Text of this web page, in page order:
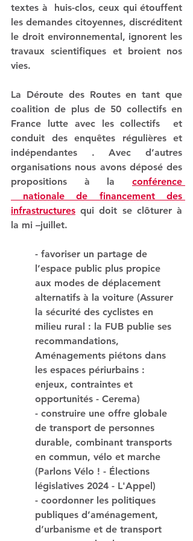
textes à  huis-clos, ceux qui étouffent
les demandes citoyennes, discréditent
le droit environnemental, ignorent les
travaux scientifiques et broient nos
vies.
La Déroute des Routes en tant que
coalition de plus de 50 collectifs en
France lutte avec les collectifs  et
conduit des enquêtes régulières et
indépendantes . Avec d’autres
organisations nous avons déposé des
propositions à la conférence
nationale de financement des
infrastructures qui doit se clôturer à
la mi –juillet.
- favoriser un partage de
l’espace public plus propice
aux modes de déplacement
alternatifs à la voiture (Assurer
la sécurité des cyclistes en
milieu rural : la FUB publie ses
recommandations,
Aménagements piétons dans
les espaces périurbains :
enjeux, contraintes et
opportunités - Cerema)
- construire une offre globale
de transport de personnes
durable, combinant transports
en commun, vélo et marche
(Parlons Vélo ! - Élections
législatives 2024 - L'Appel)
- coordonner les politiques
publiques d’aménagement,
d’urbanisme et de transport